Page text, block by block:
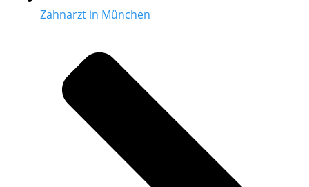
Zahnarzt in München